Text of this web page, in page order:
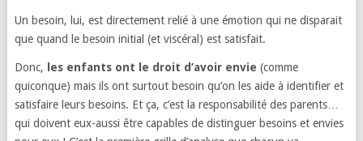
Un besoin, lui, est directement relié à une émotion qui ne disparait
que quand le besoin initial (et viscéral) est satisfait.
Donc, les enfants ont le droit d’avoir envie (comme
quiconque) mais ils ont surtout besoin qu’on les aide à identifier et
satisfaire leurs besoins. Et ça, c’est la responsabilité des parents…
qui doivent eux-aussi être capables de distinguer besoins et envies